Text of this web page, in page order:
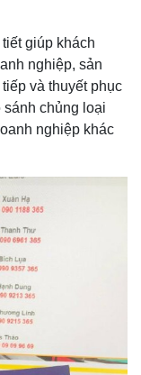
giúp khách
nghiệp, sản
và thuyết phục
sánh chủng loại
nghiệp khác